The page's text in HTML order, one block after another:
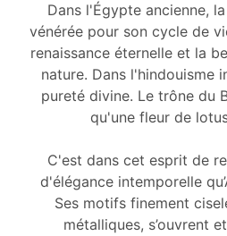
Dans l'Égypte ancienne,
vénérée pour son cycle de
renaissance éternelle et la
nature. Dans l'hindouisme
pureté divine. Le trône du
qu'une fleur de
C'est dans cet esprit de
d'élégance intemporelle
Ses motifs finement
métalliques, s’ouvrent